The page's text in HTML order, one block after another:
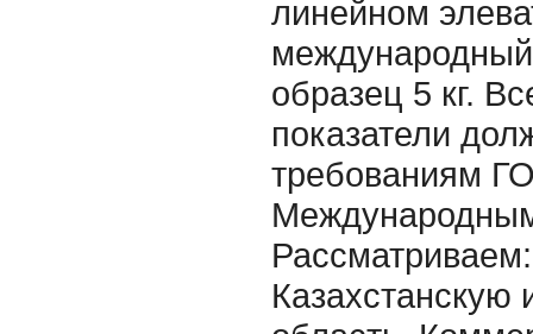
линейном
образец 5 кг.
показатели
требованиям
Казахстанскую